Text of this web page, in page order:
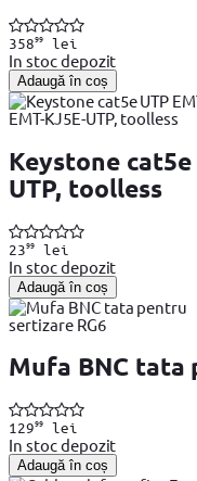
35899lei
In stoc depozit
Adaugă în coș
Keystone cat5e
UTP, toolless
2399lei
In stoc depozit
Adaugă în coș
Mufa BNC tata
12999lei
In stoc depozit
Adaugă în coș